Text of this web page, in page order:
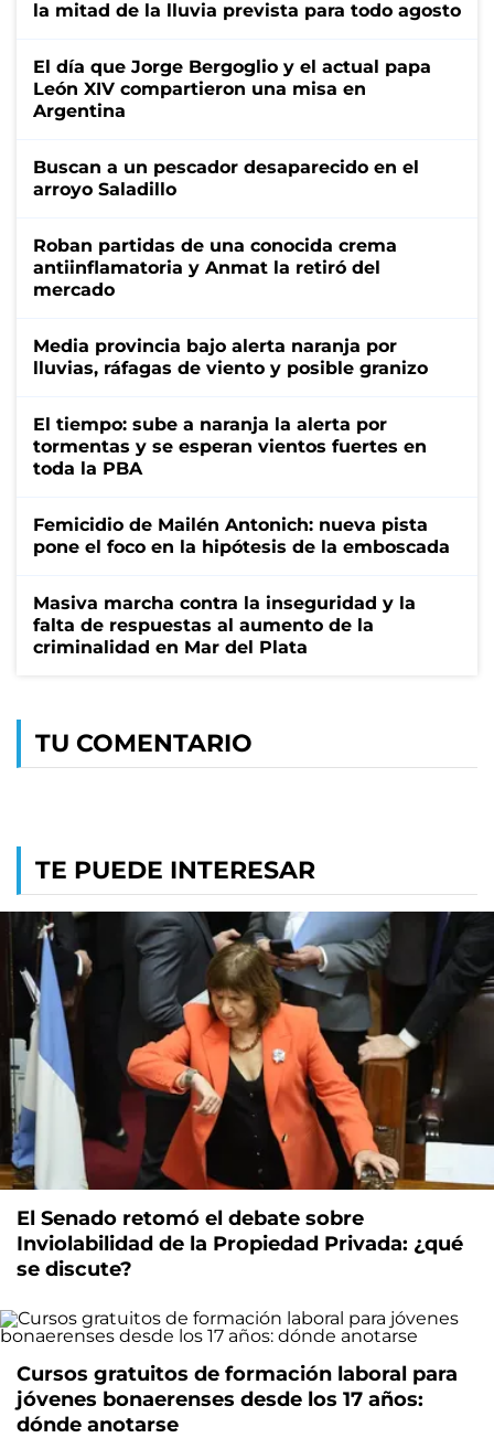
la mitad de la lluvia prevista para todo agosto
El día que Jorge Bergoglio y el actual papa
León XIV compartieron una misa en
Argentina
Buscan a un pescador desaparecido en el
arroyo Saladillo
Roban partidas de una conocida crema
antiinflamatoria y Anmat la retiró del
mercado
Media provincia bajo alerta naranja por
lluvias, ráfagas de viento y posible granizo
El tiempo: sube a naranja la alerta por
tormentas y se esperan vientos fuertes en
toda la PBA
Femicidio de Mailén Antonich: nueva pista
pone el foco en la hipótesis de la emboscada
Masiva marcha contra la inseguridad y la
falta de respuestas al aumento de la
criminalidad en Mar del Plata
TU COMENTARIO
TE PUEDE INTERESAR
El Senado retomó el debate sobre
Inviolabilidad de la Propiedad Privada: ¿qué
se discute?
Cursos gratuitos de formación laboral para
jóvenes bonaerenses desde los 17 años:
dónde anotarse